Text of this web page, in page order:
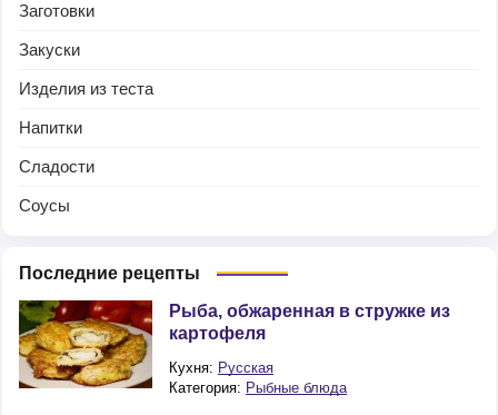
Заготовки
Закуски
Изделия из теста
Напитки
Сладости
Соусы
Последние рецепты
Рыба, обжаренная в стружке из
картофеля
Кухня: Русская
Категория: Рыбные блюда